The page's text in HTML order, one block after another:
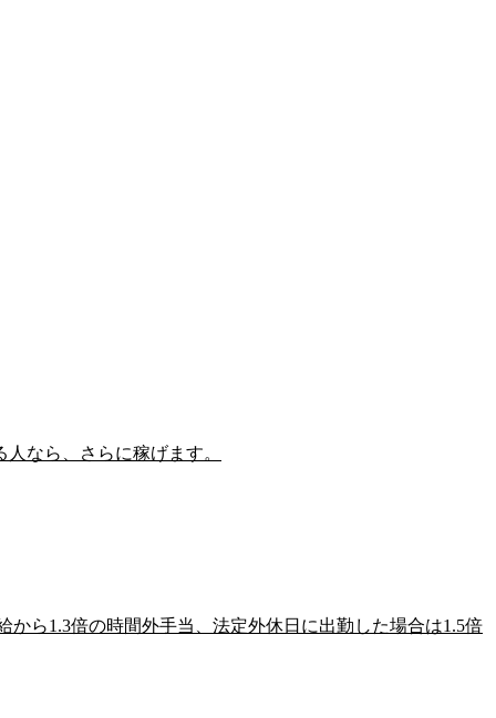
なら、さらに稼げます。
から1.3倍の時間外手当 法定外休日に出勤 した場合は1.5倍